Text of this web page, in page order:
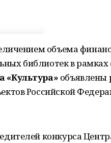
объема
библиотек в рамках
«Культура» объявлены
Российской
конкурса